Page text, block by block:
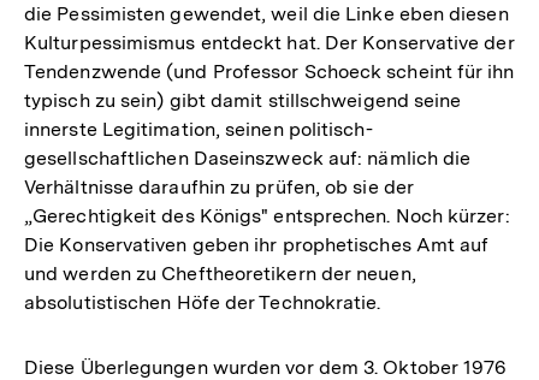
die Pessimisten gewendet, weil die Linke eben diesen
Kulturpessimismus entdeckt hat. Der Konservative der
Tendenzwende (und Professor Schoeck scheint für ihn
typisch zu sein) gibt damit stillschweigend seine
innerste Legitimation, seinen politisch-
gesellschaftlichen Daseinszweck auf: nämlich die
Verhältnisse daraufhin zu prüfen, ob sie der
„Gerechtigkeit des Königs" entsprechen. Noch kürzer:
Die Konservativen geben ihr prophetisches Amt auf
und werden zu Cheftheoretikern der neuen,
absolutistischen Höfe der Technokratie.
Diese Überlegungen wurden vor dem 3. Oktober 1976